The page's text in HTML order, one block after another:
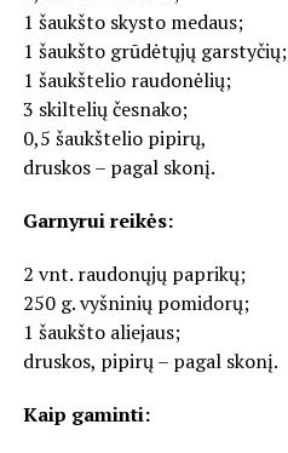
1 šaukšto skysto medaus;
1 šaukšto grūdėtųjų garstyčių;
1 šaukštelio raudonėlių;
3 skiltelių česnako;
0,5 šaukštelio pipirų,
druskos – pagal skonį.
Garnyrui reikės:
2 vnt. raudonųjų paprikų;
250 g. vyšninių pomidorų;
1 šaukšto aliejaus;
druskos, pipirų – pagal skonį.
Kaip gaminti: